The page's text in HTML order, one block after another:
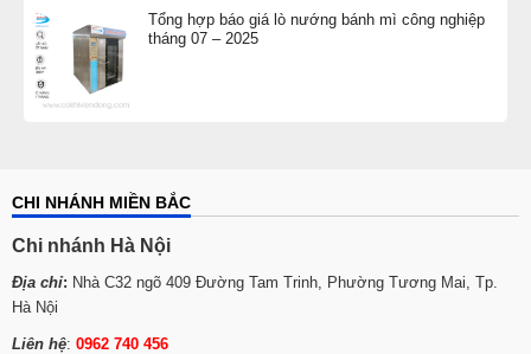
Tổng hợp báo giá lò nướng bánh mì công nghiệp
tháng 07 – 2025
CHI NHÁNH MIỀN BẮC
Chi nhánh Hà Nội
Địa chỉ: Nhà C32 ngõ 409 Đường Tam Trinh, Phường Tương Mai, Tp.
Hà Nội
Liên hệ: 0962 740 456